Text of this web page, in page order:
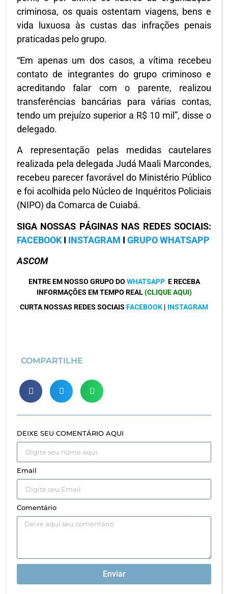
criminosa, os quais ostentam viagens, bens e
vida luxuosa às custas das infrações penais
praticadas pelo grupo.
“Em apenas um dos casos, a vítima recebeu
contato de integrantes do grupo criminoso e
acreditando falar com o parente, realizou
transferências bancárias para várias contas,
tendo um prejuízo superior a R$ 10 mil”, disse o
delegado.
A representação pelas medidas cautelares
realizada pela delegada Judá Maali Marcondes,
recebeu parecer favorável do Ministério Público
e foi acolhida pelo Núcleo de Inquéritos Policiais
(NIPO) da Comarca de Cuiabá.
SIGA NOSSAS PÁGINAS NAS REDES SOCIAIS:
FACEBOOKI INSTAGRAM I GRUPO WHATSAPP
ASCOM
ENTRE EM NOSSO GRUPO DO WHATSAPP E RECEBA
INFORMAÇÕES EM TEMPO REAL(CLIQUE AQUI)
CURTA NOSSAS REDES SOCIAIS FACEBOOK | INSTAGRAM
COMPARTILHE
DEIXE SEU COMENTÁRIO AQUI
Email
Comentário
Enviar